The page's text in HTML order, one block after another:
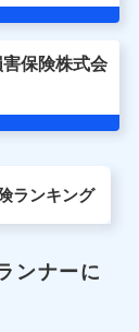
保険株式会
ランキング
ンナーに